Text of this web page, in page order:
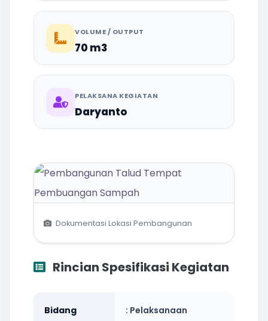
VOLUME / OUTPUT
70 m3
PELAKSANA KEGIATAN
Daryanto
Dokumentasi Lokasi Pembangunan
Rincian Spesifikasi Kegiatan
Bidang
: Pelaksanaan